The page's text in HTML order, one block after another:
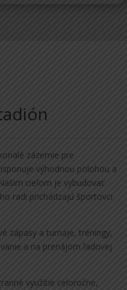
zázemie pre
výhodnou polohou a
cieľom je vybudovať
radi prichádzajú športovci
zápasy a turnaje, tréningy,
a na prenájom ľadovej
využitie celoročne,